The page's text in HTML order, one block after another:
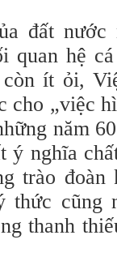
đất
quan hệ
ít ỏi,
cho „việc
năm
ý nghĩa
trào
thức cũng
thanh